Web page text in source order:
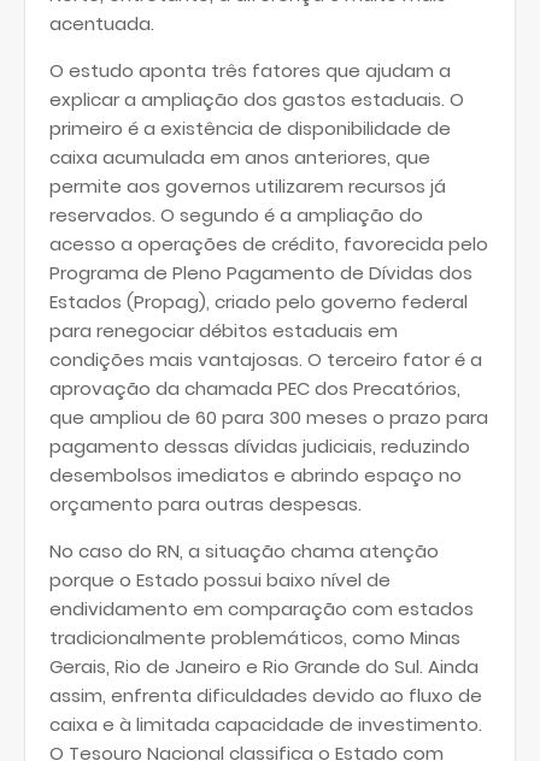
acentuada.
O estudo aponta três fatores que ajudam a
explicar a ampliação dos gastos estaduais. O
primeiro é a existência de disponibilidade de
caixa acumulada em anos anteriores, que
permite aos governos utilizarem recursos já
reservados. O segundo é a ampliação do
acesso a operações de crédito, favorecida pelo
Programa de Pleno Pagamento de Dívidas dos
Estados (Propag), criado pelo governo federal
para renegociar débitos estaduais em
condições mais vantajosas. O terceiro fator é a
aprovação da chamada PEC dos Precatórios,
que ampliou de 60 para 300 meses o prazo para
pagamento dessas dívidas judiciais, reduzindo
desembolsos imediatos e abrindo espaço no
orçamento para outras despesas.
No caso do RN, a situação chama atenção
porque o Estado possui baixo nível de
endividamento em comparação com estados
tradicionalmente problemáticos, como Minas
Gerais, Rio de Janeiro e Rio Grande do Sul. Ainda
assim, enfrenta dificuldades devido ao fluxo de
caixa e à limitada capacidade de investimento.
O Tesouro Nacional classifica o Estado com